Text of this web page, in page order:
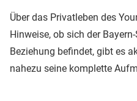
Über das Privatleben des
Hinweise, ob sich der
Beziehung befindet, gibt es
nahezu seine komplette